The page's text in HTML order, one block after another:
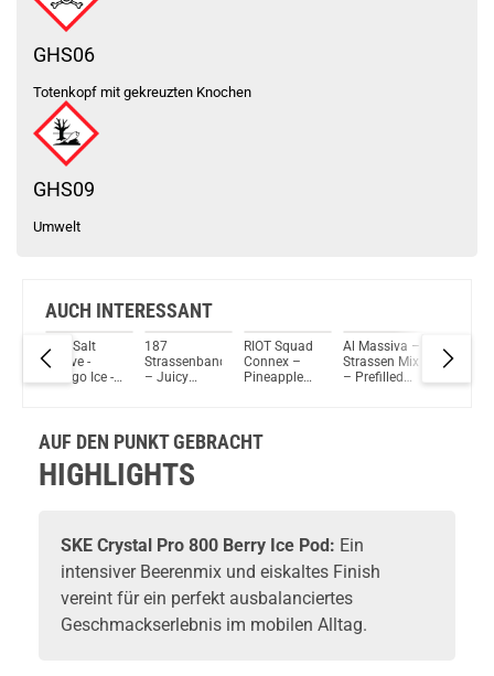
GHS06
Totenkopf mit gekreuzten Knochen
GHS09
Umwelt
AUCH INTERESSANT
Pod Salt
Evolve -
Mango Ice -
20mg
187
Strassenbande
– Juicy
RIOT Squad
Connex –
Pineapple
2ml 20mg
Al Massiva –
Strassen Mix
– Prefilled
Vozol
– Peach
AUF DEN PUNKT GEBRACHT
HIGHLIGHTS
SKE Crystal Pro 800 Berry Ice Pod: Ein
intensiver Beerenmix und eiskaltes Finish
vereint für ein perfekt ausbalanciertes
Geschmackserlebnis im mobilen Alltag.